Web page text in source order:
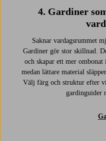
4. Gardiner
Saknar vardagsrummet
Gardiner gör stor skillnad.
och skapar ett mer
medan lättare material
Välj färg och struktur efter
gardinguider